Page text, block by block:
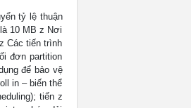
tỷ lệ thuận
10 MB z Nơi
Các tiến trình
đơn partition
để bảo vệ
in – biến thể
tiến z